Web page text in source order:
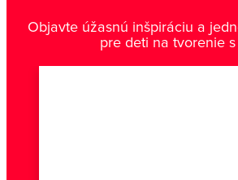
Objavte úžasnú inšpiráciu a
pre deti na tvorenie s